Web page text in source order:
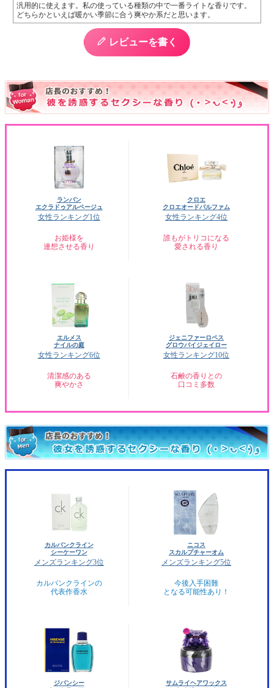
汎用的に使えます。私の使っている種類の中で一番ライトな香りです。
どちらかといえば暖かい季節に合う爽やか系だと思います。
レビューを書く
ランバン
エクラドゥアルページュ
女性ランキング1位
お姫様を
連想させる香り
クロエ
クロエオードパルファム
女性ランキング4位
誰もがトリコになる
愛される香り
エルメス
ナイルの庭
女性ランキング6位
清潔感のある
爽やかさ
ジェニファーロペス
グロウバイジェイロー
女性ランキング10位
石鹸の香りとの
口コミ多数
カルバンクライン
シーケーワン
メンズランキング3位
カルバンクラインの
代表作香水
ニコス
スカルプチャーオム
メンズランキング5位
今後入手困難
となる可能性あり！
ジバンシー
サムライヘアワックス